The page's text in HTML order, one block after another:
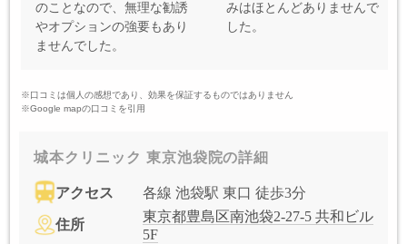
のことなので、無理な勧誘
やオプションの強要もあり
ませんでした。
みはほとんどありませんで
した。
※口コミは個人の感想であり、効果を保証するものではありません
※Google mapの口コミを引用
城本クリニック 東京池袋院の詳細
アクセス 各線 池袋駅 東口 徒歩3分
住所
東京都豊島区南池袋2-27-5 共和ビル
5F